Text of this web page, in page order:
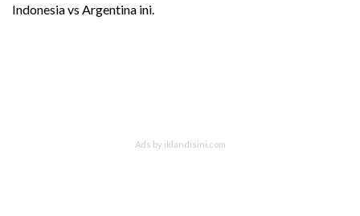
Indonesia vs Argentina ini.